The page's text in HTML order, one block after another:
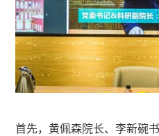
首先，黄佩森院长、李新碗